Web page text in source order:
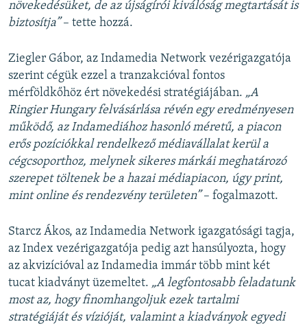
növekedésüket, de az újságírói kiválóság megtartását is
biztosítja” – tette hozzá.
Ziegler Gábor, az Indamedia Network vezérigazgatója
szerint cégük ezzel a tranzakcióval fontos
mérföldkőhöz ért növekedési stratégiájában. „A
Ringier Hungary felvásárlása révén egy eredményesen
működő, az Indamediához hasonló méretű, a piacon
erős pozíciókkal rendelkező médiavállalat kerül a
cégcsoporthoz, melynek sikeres márkái meghatározó
szerepet töltenek be a hazai médiapiacon, úgy print,
mint online és rendezvény területen” – fogalmazott.
Starcz Ákos, az Indamedia Network igazgatósági tagja,
az Index vezérigazgatója pedig azt hansúlyozta, hogy
az akvizícióval az Indamedia immár több mint két
tucat kiadványt üzemeltet. „A legfontosabb feladatunk
most az, hogy finomhangoljuk ezek tartalmi
stratégiáját és vízióját, valamint a kiadványok egyedi